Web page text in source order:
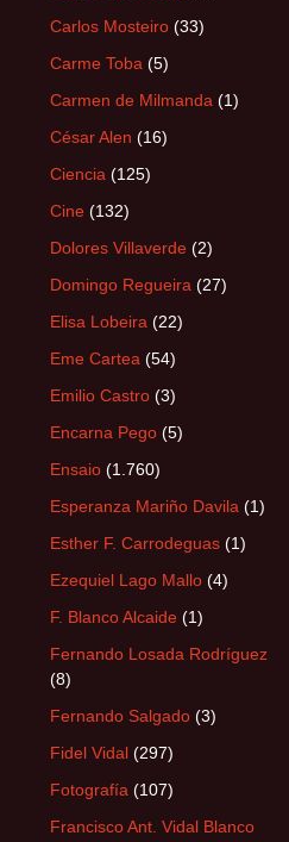
Carlos Mosteiro (33)
Carme Toba (5)
Carmen de Milmanda (1)
César Alen (16)
Ciencia (125)
Cine (132)
Dolores Villaverde (2)
Domingo Regueira (27)
Elisa Lobeira (22)
Eme Cartea (54)
Emilio Castro (3)
Encarna Pego (5)
Ensaio (1.760)
Esperanza Mariño Davila (1)
Esther F. Carrodeguas (1)
Ezequiel Lago Mallo (4)
F. Blanco Alcaide (1)
Fernando Losada Rodríguez
(8)
Fernando Salgado (3)
Fidel Vidal (297)
Fotografía (107)
Francisco Ant. Vidal Blanco